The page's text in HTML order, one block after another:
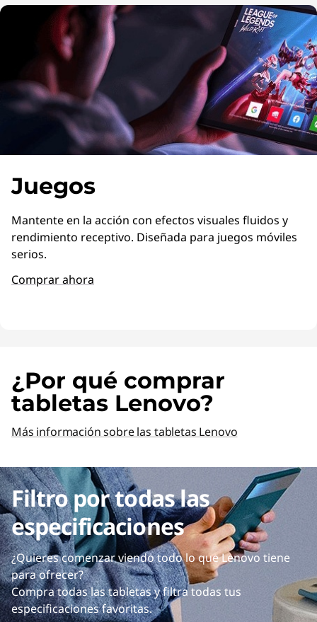
Juegos
Mantente en la acción con efectos visuales fluidos y
rendimiento receptivo. Diseñada para juegos móviles
serios.
Comprar ahora
¿Por qué comprar
tabletas Lenovo?
Más información sobre las tabletas Lenovo
Filtro por todas las
especificaciones
¿Quieres comenzar viendo todo lo que Lenovo tiene
para ofrecer?
Compra todas las tabletas y filtra todas tus
especificaciones favoritas.